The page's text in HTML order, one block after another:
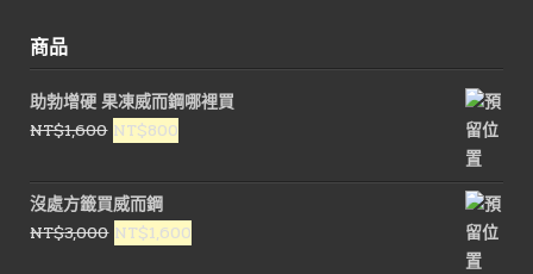
商品
助勃增硬 果凍威而鋼哪裡買
NT$1,600 原
價
格：
NT$1,600。
NT$800
價
格：
NT$800。
沒處方籤買威而鋼
NT$3,000 原
NT$1,600